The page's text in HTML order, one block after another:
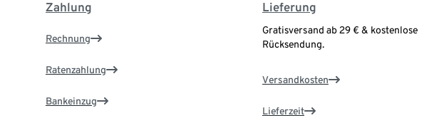
Zahlung
Rechnung
Ratenzahlung
Bankeinzug
Lieferung
Gratisversand ab 29 € & kostenlose
Rücksendung.
Versandkosten
Lieferzeit